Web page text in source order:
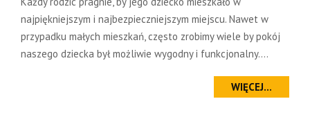
najpiękniejszym i najbezpieczniejszym miejscu. Nawet w
przypadku małych mieszkań, często zrobimy wiele by pokój
naszego dziecka był możliwie wygodny i funkcjonalny....
WIĘCEJ...